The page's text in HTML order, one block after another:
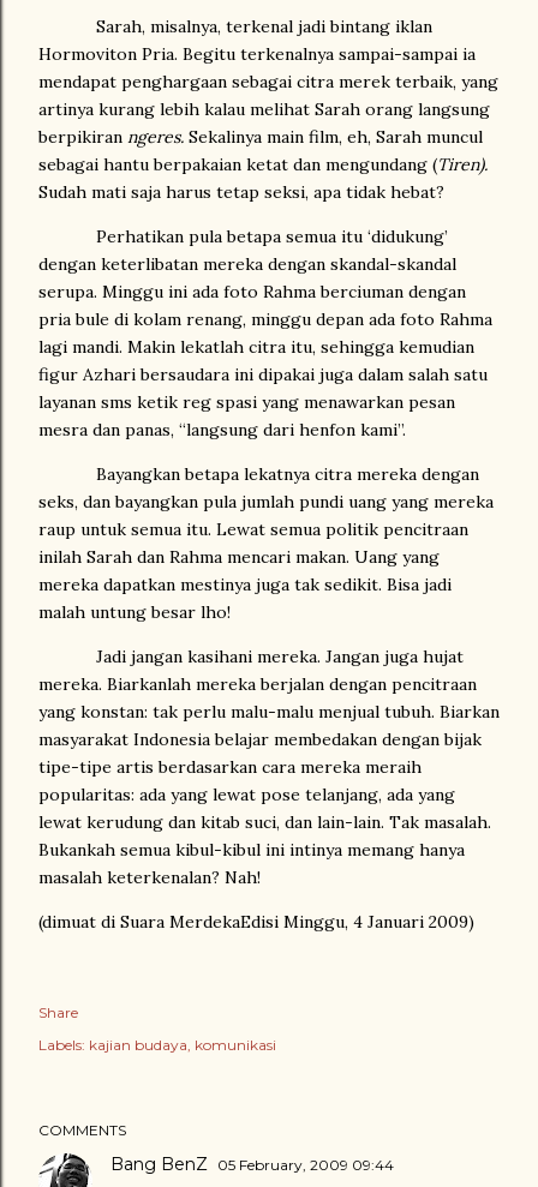
Sarah, misalnya, terkenal jadi bintang iklan
Hormoviton Pria. Begitu terkenalnya sampai-sampai ia
mendapat penghargaan sebagai citra merek terbaik, yang
artinya kurang lebih kalau melihat Sarah orang langsung
berpikiran ngeres. Sekalinya main film, eh, Sarah muncul
sebagai hantu berpakaian ketat dan mengundang (Tiren).
Sudah mati saja harus tetap seksi, apa tidak hebat?
Perhatikan pula betapa semua itu ‘didukung’
dengan keterlibatan mereka dengan skandal-skandal
serupa. Minggu ini ada foto Rahma berciuman dengan
pria bule di kolam renang, minggu depan ada foto Rahma
lagi mandi. Makin lekatlah citra itu, sehingga kemudian
figur Azhari bersaudara ini dipakai juga dalam salah satu
layanan sms ketik reg spasi yang menawarkan pesan
mesra dan panas, “langsung dari henfon kami”.
Bayangkan betapa lekatnya citra mereka dengan
seks, dan bayangkan pula jumlah pundi uang yang mereka
raup untuk semua itu. Lewat semua politik pencitraan
inilah Sarah dan Rahma mencari makan. Uang yang
mereka dapatkan mestinya juga tak sedikit. Bisa jadi
malah untung besar lho!
Jadi jangan kasihani mereka. Jangan juga hujat
mereka. Biarkanlah mereka berjalan dengan pencitraan
yang konstan: tak perlu malu-malu menjual tubuh. Biarkan
masyarakat Indonesiabelajar membedakan dengan bijak
tipe-tipe artis berdasarkan cara mereka meraih
popularitas: ada yang lewat pose telanjang, ada yang
lewat kerudung dan kitab suci, dan lain-lain. Tak masalah.
Bukankah semua kibul-kibul ini intinya memang hanya
masalah keterkenalan? Nah!
(dimuat di Suara MerdekaEdisi Minggu, 4 Januari 2009)
Share
Labels: kajian budaya komunikasi
COMMENTS
Bang BenZ 05 February, 2009 09:44